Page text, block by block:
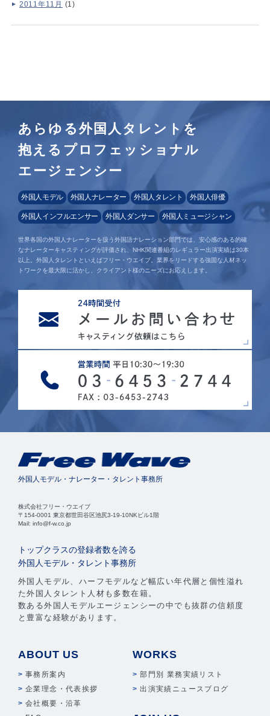
2011年11月 (1)
あらゆる外国人タレントを
抱えるプロフェッショナル
エージェンシー
外国人モデル 外国人ナレーター 外国人タレント 外国人俳優
外国人インフルエンサー 外国人ダンサー 外国人ミュージシャン
世界各国の外国人ナレーターを扱う外国語ナレーション部門では、安心感のある的確
なナレーターキャスティングが評価され、NHK関連番組のレギュラー出演実績は30本
以上。外国人タレントといえばフリー・ウエイブ。業界をリードする強固な人材ネッ
トワークを最大限に活かし、クライアント様のニーズにお応えします。
外国人モデル・ナレーター・タレント事務所
株式会社フリー・ウエイブ
〒154-0001 東京都世田谷区池尻3-19-10NKビル1階
Mail: info@f-w.co.jp
トップクラスの登録者数を誇る
外国人モデル・タレント事務所
外国人モデル、ハーフモデルなど幅広い年代層と個性溢れ
た外国人タレント人材も多数在籍。
数ある外国人モデルエージェンシーの中でも抜群の信頼度
と豊富な経験があります。
ABOUT US
事務所案内
企業理念・代表挨拶
会社概要・沿革
WORKS
部門別 業務実績リスト
出演実績ニュースブログ